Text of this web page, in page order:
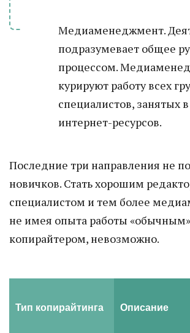
Медиаменеджмент.
подразумевает общее
процессом.
курируют работу всех
специалистов, занятых
интернет-ресурсов.
Последние три направления не
новичков. Стать хорошим
специалистом и тем более
не имея опыта работы «обычным»
копирайтером, невозможно.
Тип копирайтинга Описание